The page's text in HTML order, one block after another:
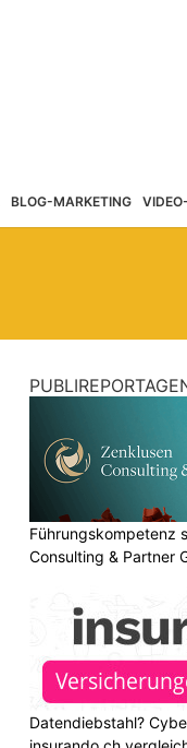
BLOG-MARKETING
Führungskompetenz
Consulting & Partner
Datendiebstahl?